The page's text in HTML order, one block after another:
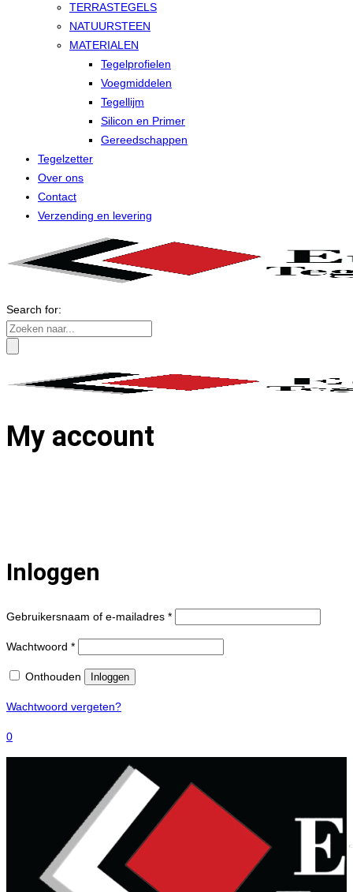
TERRASTEGELS
NATUURSTEEN
MATERIALEN
Tegelprofielen
Voegmiddelen
Tegellijm
Silicon en Primer
Gereedschappen
Tegelzetter
Over ons
Contact
Verzending en levering
Search for:
My account
Inloggen
Gebruikersnaam of e-mailadres *
Wachtwoord *
Onthouden Inloggen
Wachtwoord vergeten?
0